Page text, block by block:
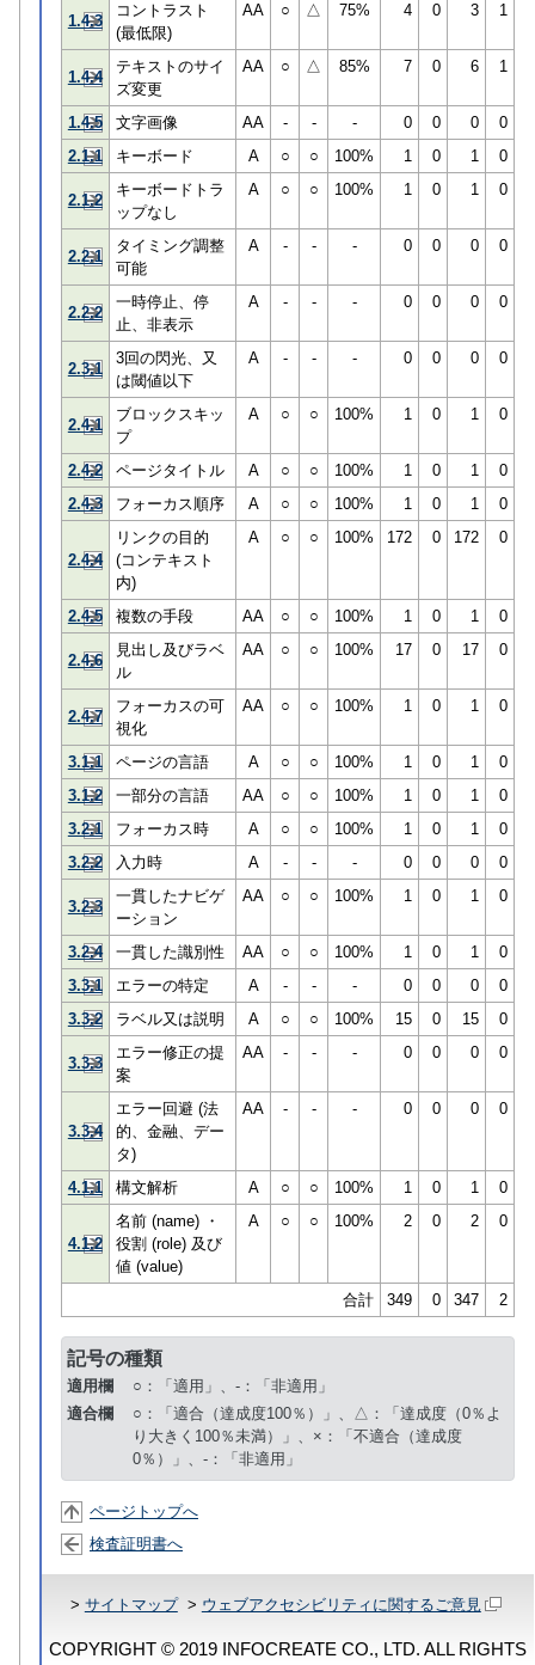
1.4.3
コントラスト
(最低限)
AA ○ △ 75% 4 0 3 1
1.4.4
テキストのサイ
ズ変更
AA ○ △ 85% 7 0 6 1
1.4.5 文字画像 AA - - - 0 0 0
0
2.1.1
キーボード A ○ ○ 100% 1 0 1 0
2.1.2
キーボードトラ
ップなし
A ○ ○ 100% 1 0 1 0
2.2.1
タイミング調整
可能
A - - - 0 0 0 0
2.2.2
一時停止、停
止、非表示
A - - - 0 0 0 0
2.3.1
3回の閃光、又
は閾値以下
A - - - 0 0 0 0
2.4.1
ブロックスキッ
プ
A ○ ○ 100% 1 0 1 0
2.4.2 ページタイトル A ○ ○ 100% 1 0 1
0
2.4.3
フォーカス順序 A ○ ○ 100% 1 0 1 0
2.4.4
リンクの目的
(コンテキスト
内)
A ○ ○ 100% 172 0 172 0
2.4.5 複数の手段 AA ○ ○ 100% 1 0 1 0
2.4.6
見出し及びラベ
ル
AA ○ ○ 100% 17 0 17 0
2.4.7
フォーカスの可
視化
AA ○ ○ 100% 1 0 1 0
3.1.1 ページの言語 A ○ ○ 100% 1 0 1
0
3.1.2
一部分の言語 AA ○ ○ 100% 1 0 1
0
3.2.1
フォーカス時 A ○ ○ 100% 1 0 1
0
3.2.2
入力時 A - - - 0 0 0 0
3.2.3
一貫したナビゲ
ーション
AA ○ ○ 100% 1 0 1 0
3.2.4 一貫した識別性 AA ○ ○ 100% 1 0 1
0
3.3.1
エラーの特定 A - - - 0 0 0
0
3.3.2
ラベル又は説明 A ○ ○ 100% 15 0 15 0
3.3.3
エラー修正の提
案
AA - - - 0 0 0 0
3.3.4
エラー回避 (法
的、金融、デー
タ)
AA - - - 0 0 0 0
4.1.1 構文解析 A ○ ○ 100% 1 0 1 0
4.1.2
名前 (name) ・
役割 (role) 及び
値 (value)
A ○ ○ 100% 2 0 2 0
合計 349 0 347 2
記号の種類
適用欄
○：「適用」、-：「非適用」
適合欄
○：「適合（達成度100％）」、△：「達成度（0％よ
り大きく100％未満）」、×：「不適合（達成度
0％）」、-：「非適用」
ページトップへ
検査証明書へ
> サイトマップ> ウェブアクセシビリティに関するご意見
COPYRIGHT © 2019 INFOCREATE CO., LTD. ALL RIGHTS